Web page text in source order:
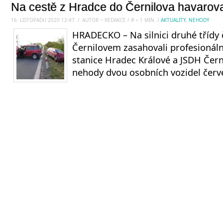
Na cestě z Hradce do Černilova
16. LISTOPADU 2020 12:47 / AUTOR ~ REDAKCE / # < 1 MIN. / AKTUALITY, NEHODY
HRADECKO – Na silnici druhé
Černilovem zasahovali
stanice Hradec Králové a JSDH
nehody dvou osobních vozidel